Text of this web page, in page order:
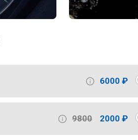
6000 ₽
9800 2000 ₽